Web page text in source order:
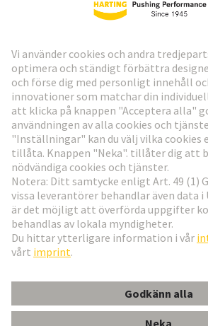
HARTING:s nyhetsbrev
Gå till registrering
Social Media
Sverige
© Teknologi-koncernen HARTING